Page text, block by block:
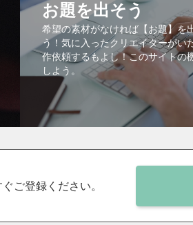
お題を出そう
希望の素材がなければ【お題】を
う！気に入ったクリエイターがい
作依頼するもよし！このサイトの
しよう。
ご登録ください。